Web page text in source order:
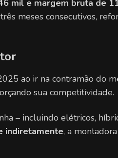
mil e margem bruta de
meses consecutivos,
ao ir na contramão do
sua competitividade.
– incluindo elétricos,
indiretamente, a